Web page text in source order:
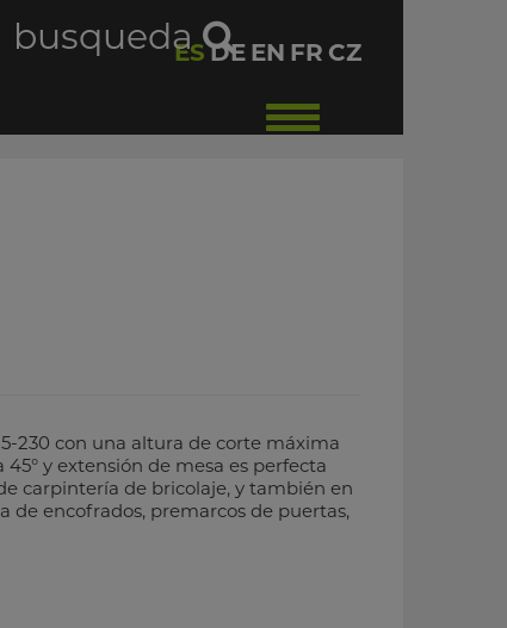
Toggle
navigation
ESDE EN FR CZ
busqueda
230 con una altura de corte máxima
y extensión de mesa es perfecta
carpintería de bricolaje, y también en
de encofrados, premarcos de puertas,